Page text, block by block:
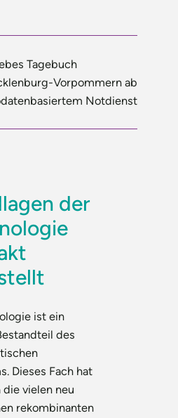
Tagebuch
Vorpommern ab
Notdienst
der
ist ein
des
Dieses Fach hat
vielen neu
rekombinanten